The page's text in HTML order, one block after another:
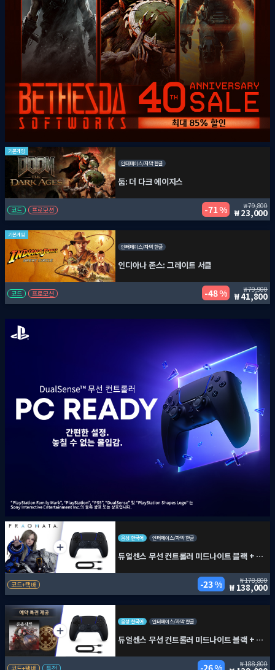
기본게임
인터페이스/자막 한글
둠: 더 다크 에이지스
코드 프로모션 71 % 79,800
23,000
기본게임
인터페이스/자막 한글
인디아나 존스: 그레이트 서클
코드 프로모션 48 % 79,900
41,800
음성 한국어 인터페이스/자막 한글
듀얼센스 무선 컨트롤러 미드나이트 블랙 + PC용 USB 케이블 + 프래그마타
코드+택배 23 % 178,800
138,000
음성 한국어 인터페이스/자막 한글
듀얼센스 무선 컨트롤러 미드나이트 블랙 + PC용 USB 케이블 + 붉은사막
코드+택배 특전 188,800